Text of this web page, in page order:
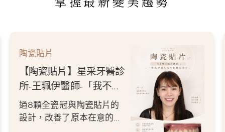
陶瓷貼片
【陶瓷貼片】星采牙醫診
所-王珮伊醫師-「我不要
把虎牙磨掉。」，一場保
留個人特色的微笑設計
過8顆全瓷冠與陶瓷貼片的
設計，改善了原本在意的顏